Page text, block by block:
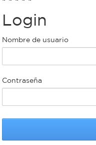
Bromatología
Rentas
Municipal
bondi
Personal
municipal
Login
Nombre de usuario
Contraseña